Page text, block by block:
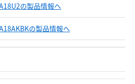
の製品情報へ
の製品情報へ